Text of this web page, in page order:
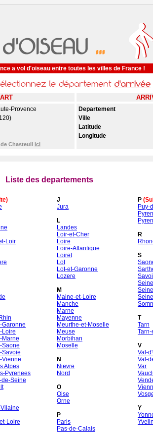
a vol d'oiseau entre toutes les villes de France !
Provence
Chasteuil ici
Departement
Ville
Latitude
Longitude
Liste des departements
Loir
Garonne
Loire
Marne
Saone
Savoie
Vienne
Alpes
Pyrenees
de-Seine
Vilaine
Loire
J
Jura
L
Landes
Loir-et-Cher
Loire
Loire-Atlantique
Loiret
Lot
Lot-et-Garonne
Lozere
M
Maine-et-Loire
Manche
Marne
Mayenne
Meurthe-et-Moselle
Meuse
Morbihan
Moselle
N
Nievre
Nord
O
Oise
Orne
P
Paris
Pas-de-Calais
P
Puy-
R
S
T
Tarn
V
Val-
Val-
Var
Y